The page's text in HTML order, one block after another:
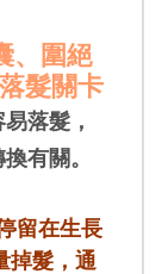
、圍絕
髮關卡
落髮，
有關。
留在生長
掉髮，通